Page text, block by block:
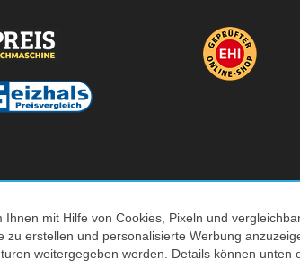
Ihnen mit Hilfe von Cookies, Pixeln und
erstellen und personalisierte Werbung
weitergegeben werden. Details können unten